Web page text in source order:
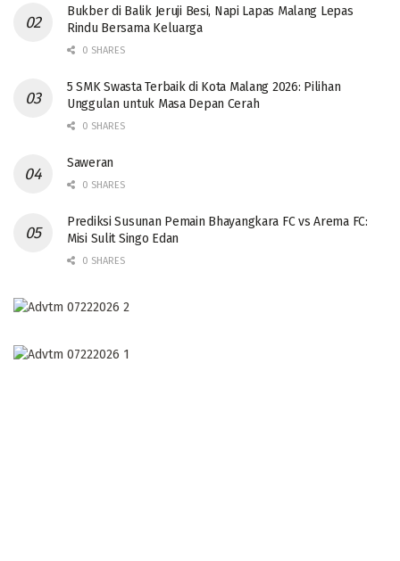
Bukber di Balik Jeruji Besi, Napi Lapas Malang Lepas
Rindu Bersama Keluarga
0 SHARES
5 SMK Swasta Terbaik di Kota Malang 2026: Pilihan
Unggulan untuk Masa Depan Cerah
0 SHARES
Saweran
0 SHARES
Prediksi Susunan Pemain Bhayangkara FC vs Arema FC:
Misi Sulit Singo Edan
0 SHARES